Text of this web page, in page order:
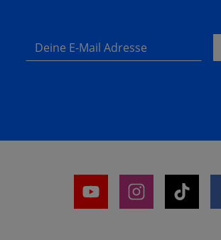
Deine E-Mail Adresse